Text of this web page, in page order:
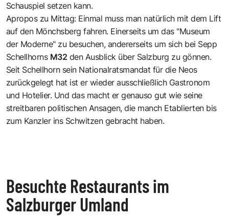
Schauspiel setzen kann.
Apropos zu Mittag: Einmal muss man natürlich mit dem Lift
auf den Mönchsberg fahren. Einerseits um das "Museum
der Moderne" zu besuchen, andererseits um sich bei Sepp
Schellhorns M32 den Ausblick über Salzburg zu gönnen.
Seit Schellhorn sein Nationalratsmandat für die Neos
zurückgelegt hat ist er wieder ausschließlich Gastronom
und Hotelier. Und das macht er genauso gut wie seine
streitbaren politischen Ansagen, die manch Etablierten bis
zum Kanzler ins Schwitzen gebracht haben.
Besuchte Restaurants im
Salzburger Umland